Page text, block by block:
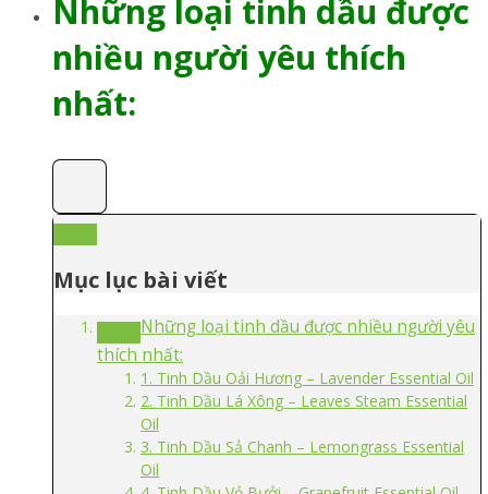
Những loại tinh dầu được
nhiều người yêu thích
nhất:
Mục lục bài viết
Những loại tinh dầu được nhiều người yêu
thích nhất:
1. Tinh Dầu Oải Hương – Lavender Essential Oil
2. Tinh Dầu Lá Xông – Leaves Steam Essential
Oil
3. Tinh Dầu Sả Chanh – Lemongrass Essential
Oil